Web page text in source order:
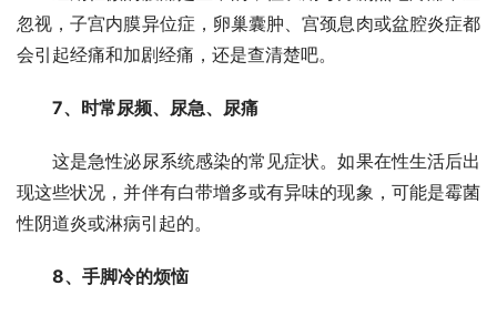
忽视，子宫内膜异位症，卵巢囊肿、宫颈息肉或盆腔炎症都
会引起经痛和加剧经痛，还是查清楚吧。
7、时常尿频、尿急、尿痛
这是急性泌尿系统感染的常见症状。如果在性生活后出
现这些状况，并伴有白带增多或有异味的现象，可能是霉菌
性阴道炎或淋病引起的。
8、手脚冷的烦恼